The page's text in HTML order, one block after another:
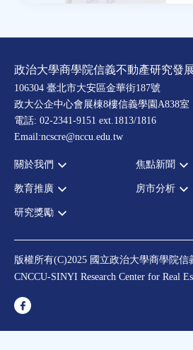
政治大學商學院信義不動產研究發
106304 臺北市大安區金華街187號
政大公企中心會展棟8樓信義學園A838室
電話: 02-2341-9151 ext.1813/1816
Email:ncscre@nccu.edu.tw
關於我們
宗旨願景
設置辦法
指導委員
中心成員
聯絡我們
焦點新聞
全部新聞
法律新訊
教育推廣
全部活動
理財規劃講座
不動產學程支援
房市分析
研究獎勵
住宅學會論文獎支援
都市計劃學會論文獎支援
版權所有(C)2025 國立政治大學商學院
CNCCU-SINYI Research Center for Real